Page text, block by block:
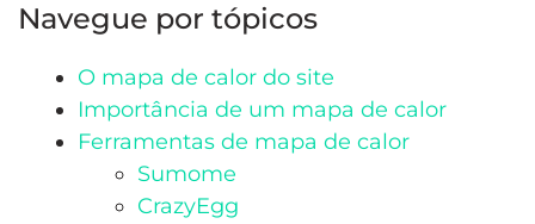
Navegue por tópicos
O mapa de calor do site
Importância de um mapa de calor
Ferramentas de mapa de calor
Sumome
CrazyEgg